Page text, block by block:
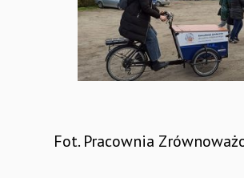
Fot. Pracownia